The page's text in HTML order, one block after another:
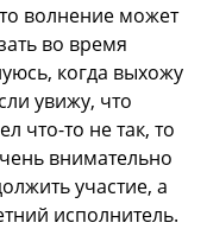
волнение может
во время
когда выхожу
увижу, что
что-то не так, то
внимательно
участие, а
исполнитель.